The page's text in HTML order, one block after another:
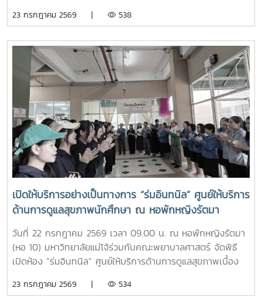
เวลาอ่านหนังสือ เป็นต้นอย่างไรก็ตาม การศึกษาดูงานครั้งนี้
แรงบันดาลใจแก่นักเรียนในการก้าวสู่การเป็นบุคลากรทางการ
พยาบาลในอนาคตต่อไป
มหาวิทยาลัย ตลอดจนปลูกฝังความภาคภูมิใจในความเป็น “ลูก
วิถีใหม่ (11701001)ในการนี้ รองศาสตราจารย์ ดร.เทพ พงษ์พา
นิช นายกสภามหาวิทยาลัยแม่โจ้ พร้อมด้วย นายพงษ์พิพัฒน์
ราชจันทร์ หัวหน้างานพัฒนานักศึกษาและศิษย์เก่าสัมพันธ์ ใน
ฐานะอาจารย์ประจำรายวิชา ร่วมให้ความรู้เกี่ยวกับประวัติความ
เป็นมา ปรัชญา และอัตลักษณ์ของมหาวิทยาลัยแม่โจ้ เพื่อสร้าง
ความเข้าใจและความผูกพันต่อสถาบันโอกาสนี้ รองศาสตราจารย์
ดร.เทพ พงษ์พานิช ได้เน้นย้ำให้นักศึกษาเรียนรู้รากเหง้าความ
เป็นแม่โจ้ มีความภาคภูมิใจในสถาบัน มีพลังใจในการศึกษา ยึด
มั่นและดำเนินตามรอยคุณงามความดีของปูชนียบุคคล ประพฤติ
ตนเป็นคนดี มีความรับผิดชอบ ยึดถืออัตลักษณ์ของนักศึกษา
พยาบาลศาสตร์ มหาวิทยาลัยแม่โจ้ ที่ว่า “งามสง่า จิตอาสา
อดทน สู้งาน” เพื่อเติบโตเป็นบัณฑิตพยาบาลที่มีคุณภาพ เป็น
กำลังสำคัญของสังคมในอนาคตพร้อมกันนี้ นายนพกิจ แผ่พร
รักษาการหัวหน้างานหอพักนักศึกษา ได้บรรยายภาพรวมการ
ดำเนินงานของหอพักนักศึกษา พร้อมแนะนำระบบการดูแลและ
การใช้ชีวิตในรั้วมหาวิทยาลัย และ นายวิทชัย สุขเพราะนา หัวหน้า
การอนุรักษ์ศิลปวัฒนธรรม และกิจกรรมส่งเสริมคุณลักษณะอัน
23 กรกฎาคม 2569 | 538
เปิดให้บริการอย่างเป็นทางการ “ร่มอินทนิล” ศูนย์ให้บริการ
ด้านการดูแลสุขภาพนักศึกษา ณ หอพักหญิงรัตมา
วันที่ 22 กรกฎาคม 2569 เวลา 09.00 น. ณ หอพักหญิงรัตมา
(หอ 10) มหาวิทยาลัยแม่โจ้ร่วมกับคณะพยาบาลศาสตร์ จัดพิธี
เปิดห้อง “ร่มอินทนิล” ศูนย์ให้บริการด้านการดูแลสุขภาพเบื้อง
ดร.เทพ พงษ์พานิช นายกสภามหาวิทยาลัยแม่โจ้ เป็นประธานใน
23 กรกฎาคม 2569 | 534